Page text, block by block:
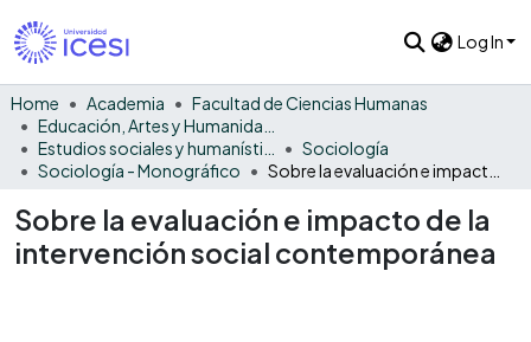
Log In
Home Academia
Facultad de Ciencias Humanas
Sociología
Sociología - Monográfico
Sobre la evaluación e impacto de la
intervención social contemporánea